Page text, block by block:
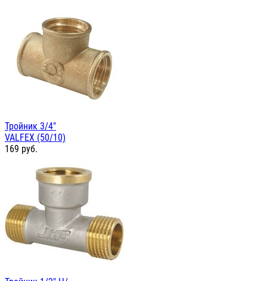
Тройник 3/4"
VALFEX (50/10)
169 руб.